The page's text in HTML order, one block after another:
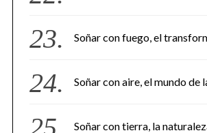
Soñar con fuego, el
Soñar con aire, el mundo de
Soñar con tierra, la